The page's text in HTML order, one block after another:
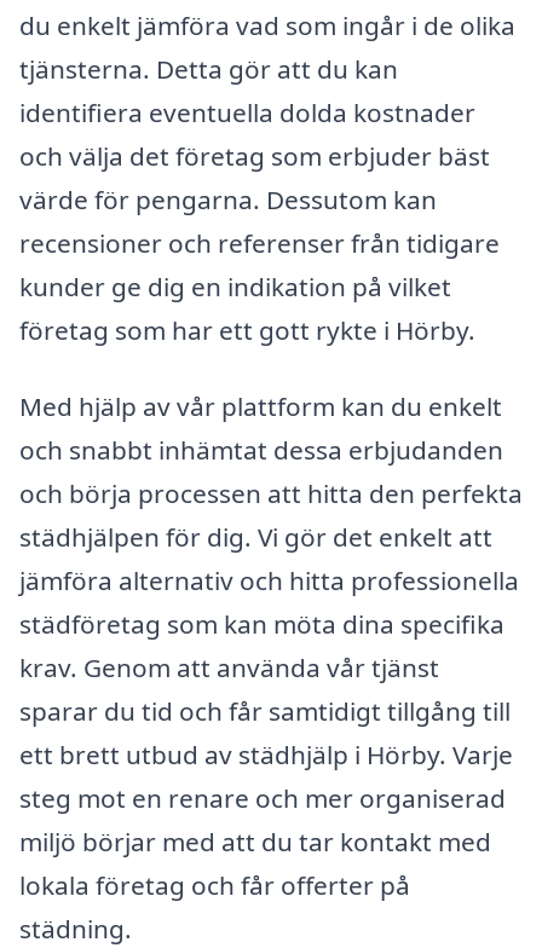
du enkelt jämföra vad som ingår i de olika
tjänsterna. Detta gör att du kan
identifiera eventuella dolda kostnader
och välja det företag som erbjuder bäst
värde för pengarna. Dessutom kan
recensioner och referenser från tidigare
kunder ge dig en indikation på vilket
företag som har ett gott rykte i Hörby.
Med hjälp av vår plattform kan du enkelt
och snabbt inhämtat dessa erbjudanden
och börja processen att hitta den perfekta
städhjälpen för dig. Vi gör det enkelt att
jämföra alternativ och hitta professionella
städföretag som kan möta dina specifika
krav. Genom att använda vår tjänst
sparar du tid och får samtidigt tillgång till
ett brett utbud av städhjälp i Hörby. Varje
steg mot en renare och mer organiserad
miljö börjar med att du tar kontakt med
lokala företag och får offerter på
städning.